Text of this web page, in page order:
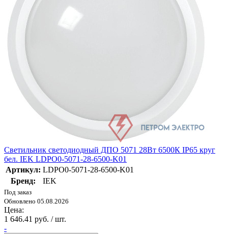
Светильник светодиодный ДПО 5071 28Вт 6500К IP65 круг
бел. IEK LDPO0-5071-28-6500-K01
Артикул: LDPO0-5071-28-6500-K01
Бренд:
IEK
Под заказ
Обновлено 05.08.2026
Цена:
1 646.41 руб. / шт.
-